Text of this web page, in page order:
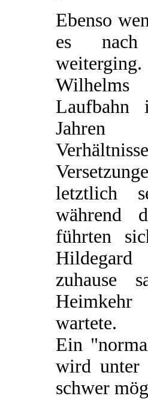
Ebenso
es
Laufbahn
Jahren
letztlich
während
führten
zuhause
wartete.
Ein
wird unter
schwer